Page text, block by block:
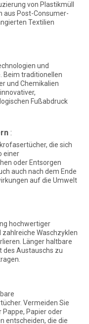
von Plastikmüll
aus Post-Consumer-
Textilien
und
Beim traditionellen
und Chemikalien
Fußabdruck
:
die sich
einer
oder Entsorgen
auch nach dem Ende
auf die Umwelt
hochwertiger
Waschzyklen
Länger haltbare
des Austauschs zu
Vermeiden Sie
Pappe, Papier oder
entscheiden, die die